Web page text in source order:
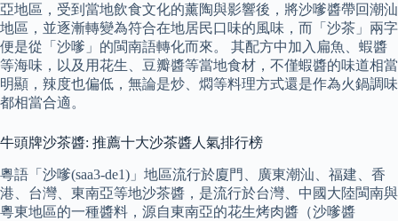
亞地區，受到當地飲食文化的薰陶與影響後，將沙嗲醬帶回潮汕
地區，並逐漸轉變為符合在地居民口味的風味，而「沙茶」兩字
便是從「沙嗲」的閩南語轉化而來。 其配方中加入扁魚、蝦醬
等海味，以及用花生、豆瓣醬等當地食材，不僅蝦醬的味道相當
明顯，辣度也偏低，無論是炒、燜等料理方式還是作為火鍋調味
都相當合適。
牛頭牌沙茶醬: 推薦十大沙茶醬人氣排行榜
粵語「沙嗲(saa3-de1)」地區流行於廈門、廣東潮汕、福建、香
港、台灣、東南亞等地沙茶醬，是流行於台灣、中國大陸閩南與
粵東地區的一種醬料，源自東南亞的花生烤肉醬（沙嗲醬